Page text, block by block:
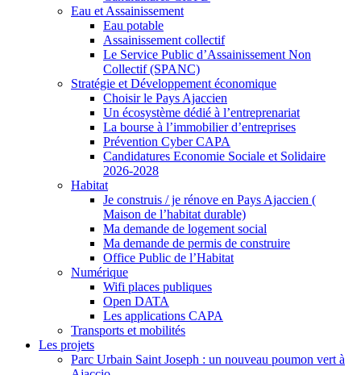
Eau et Assainissement
Eau potable
Assainissement collectif
Le Service Public d’Assainissement Non
Collectif (SPANC)
Stratégie et Développement économique
Choisir le Pays Ajaccien
Un écosystème dédié à l’entreprenariat
La bourse à l’immobilier d’entreprises
Prévention Cyber CAPA
Candidatures Economie Sociale et Solidaire
2026-2028
Habitat
Je construis / je rénove en Pays Ajaccien (
Maison de l’habitat durable)
Ma demande de logement social
Ma demande de permis de construire
Office Public de l’Habitat
Numérique
Wifi places publiques
Open DATA
Les applications CAPA
Transports et mobilités
Les projets
Parc Urbain Saint Joseph : un nouveau poumon vert à